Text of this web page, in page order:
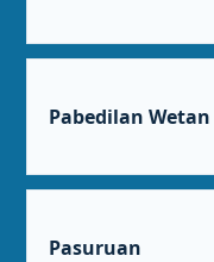
Pabedilan Wetan
Pasuruan